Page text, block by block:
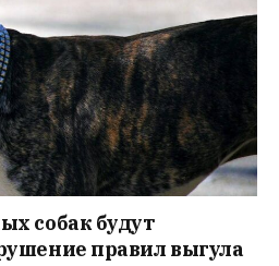
собак будут
правил выгула